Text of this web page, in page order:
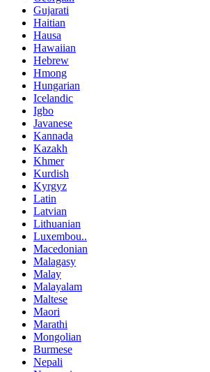
Gujarati
Haitian
Hausa
Hawaiian
Hebrew
Hmong
Hungarian
Icelandic
Igbo
Javanese
Kannada
Kazakh
Khmer
Kurdish
Kyrgyz
Latin
Latvian
Lithuanian
Luxembou..
Macedonian
Malagasy
Malay
Malayalam
Maltese
Maori
Marathi
Mongolian
Burmese
Nepali